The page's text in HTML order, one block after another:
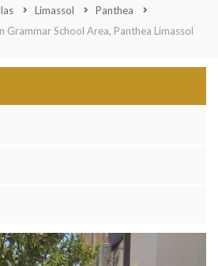
Limassol
Panthea
Grammar School Area, Panthea Limassol